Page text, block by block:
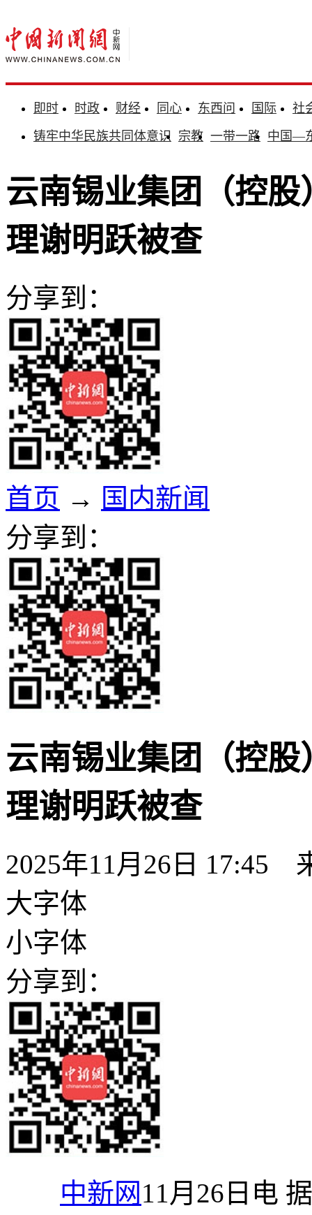
即时 时政 财经 同心 东西问 国际
社
铸牢中华民族共同体意识 宗教 一带一路 中国—
云南锡业集团（控
理谢明跃被查
分享到：
首页 → 国内新闻
分享到：
云南锡业集团（控
理谢明跃被查
2025年11月26日 17:45
大字体
小字体
分享到：
中新网 11月26日电